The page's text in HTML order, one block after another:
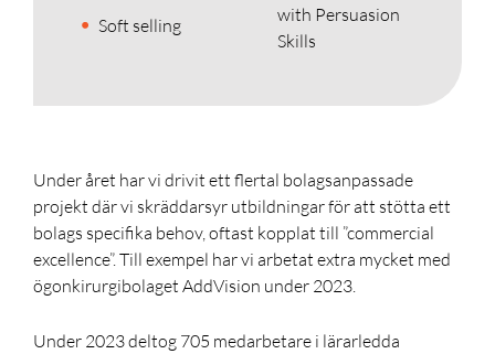
Soft selling
with Persuasion
Skills
Under året har vi drivit ett flertal bolagsanpassade
projekt där vi skräddarsyr utbildningar för att stötta ett
bolags specifika behov, oftast kopplat till ”commercial
excellence”. Till exempel har vi arbetat extra mycket med
ögonkirurgibolaget AddVision under 2023.
Under 2023 deltog 705 medarbetare i lärarledda